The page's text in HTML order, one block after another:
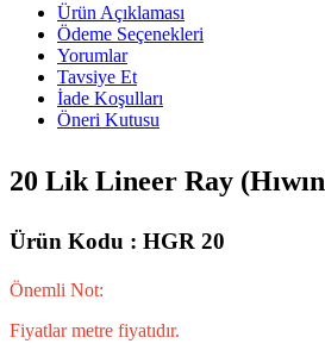
Ürün Açıklaması
Ödeme Seçenekleri
Yorumlar
Tavsiye Et
İade Koşulları
Öneri Kutusu
20 Lik Lineer Ray
Ürün Kodu : HGR 20
Önemli Not:
Fiyatlar metre fiyatıdır.